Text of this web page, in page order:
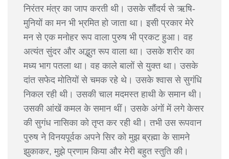
निरंतर मंत्र का जाप करती थी। उसके सौंदर्य से ऋषि-
मुनियों का मन भी भ्रमित हो जाता था। इसी प्रकार मेरे
मन से एक मनोहर रूप वाला पुरुष भी प्रकट हुआ। वह
अत्यंत सुंदर और अद्भुत रूप वाला था। उसके शरीर का
मध्य भाग पतला था। वह काले बालों से युक्त था। उसके
दांत सफेद मोतियों से चमक रहे थे। उसके श्वास से सुगंधि
निकल रही थी। उसकी चाल मदमस्त हाथी के समान थी।
उसकी आंखें कमल के समान थीं। उसके अंगों में लगे केसर
की सुगंध नासिका को तृप्त कर रही थी। तभी उस रूपवान
पुरुष ने विनयपूर्वक अपने सिर को मुझ ब्रह्मा के सामने
झुकाकर, मुझे प्रणाम किया और मेरी बहुत स्तुति की।